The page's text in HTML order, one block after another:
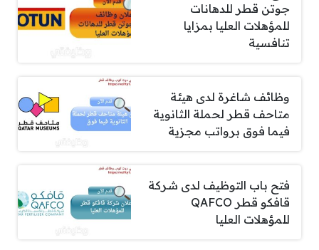
جوتن قطر للدهانات
للمؤهلات العليا بمزايا
تنافسية
وظائف شاغرة لدى هيئة
متاحف قطر لحملة الثانوية
فيما فوق برواتب مجزية
فتح باب التوظيف لدى شركة
قافكو قطر QAFCO
للمؤهلات العليا